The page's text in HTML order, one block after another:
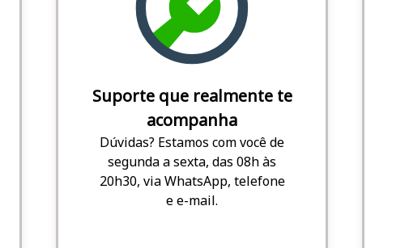
Suporte que realmente te
acompanha
Dúvidas? Estamos com você de
segunda a sexta, das 08h às
20h30, via WhatsApp, telefone
e e-mail.